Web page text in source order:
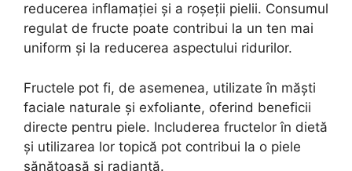
reducerea inflamației și a roșeții pielii. Consumul
regulat de fructe poate contribui la un ten mai
uniform și la reducerea aspectului ridurilor.
Fructele pot fi, de asemenea, utilizate în măști
faciale naturale și exfoliante, oferind beneficii
directe pentru piele. Includerea fructelor în dietă
și utilizarea lor topică pot contribui la o piele
sănătoasă și radiantă.